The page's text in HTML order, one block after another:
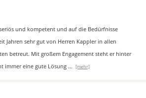
und kompetent und auf die Bedürfnisse
Jahren sehr gut von Herren Kappler in allen
betreut. Mit großem Engagement steht er hinter
immer eine gute Lösung ... [mehr]